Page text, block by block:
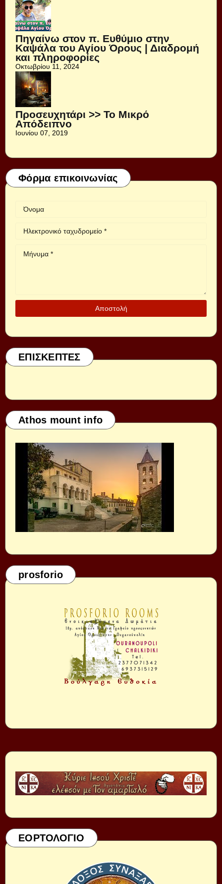
Πηγαίνω στον π. Ευθύμιο στην
Καψάλα του Αγίου Όρους | Διαδρομή
και πληροφορίες
Οκτωβρίου 11, 2024
Προσευχητάρι >> Το Μικρό
Απόδειπνο
Ιουνίου 07, 2019
Φόρμα επικοινωνίας
ΕΠΙΣΚΕΠΤΕΣ
Athos mount info
prosforio
ΕΟΡΤΟΛΟΓΙΟ